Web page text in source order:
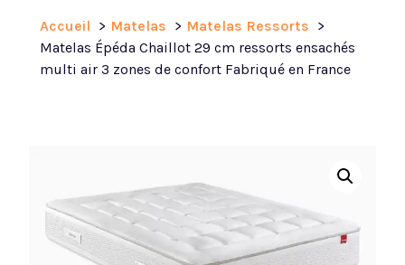
Accueil Matelas
Matelas Ressorts
Matelas Épéda Chaillot 29 cm ressorts ensachés
multi air 3 zones de confort Fabriqué en France